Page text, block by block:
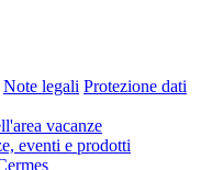
Note legali Protezione dati